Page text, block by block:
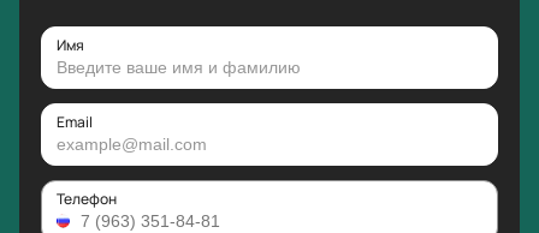
Имя
Email
Телефон